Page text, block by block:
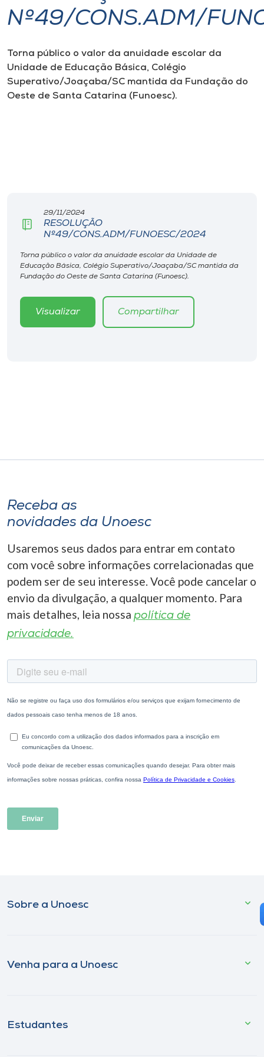
I.nova
Diplomados
Cultura
Museu
Unoesc
Store
Nº49/CONS.ADM/
Torna público o valor da anuidade escolar da
Unidade de Educação Básica, Colégio
Superativo/Joaçaba/SC mantida da Fundação do
Oeste de Santa Catarina (Funoesc).
29/11/2024
RESOLUÇÃO
Nº49/CONS.ADM/FUNOESC/2024
Torna público o valor da anuidade escolar da Unidade de
Educação Básica, Colégio Superativo/Joaçaba/SC mantida da
Fundação do Oeste de Santa Catarina (Funoesc).
Visualizar Compartilhar
Receba as
novidades da Unoesc
Usaremos seus dados para entrar em contato
com você sobre informações correlacionadas que
podem ser de seu interesse. Você pode cancelar o
envio da divulgação, a qualquer momento. Para
mais detalhes, leia nossa política de
privacidade.
Sobre a Unoesc
Venha para a Unoesc
Estudantes